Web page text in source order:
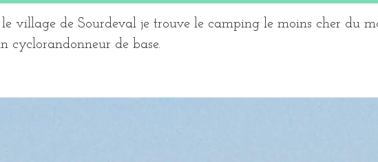
village de Sourdeval je trouve le camping le moins cher du
cyclorandonneur de base.